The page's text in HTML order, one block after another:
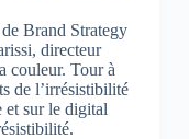
Brand Strategy
directeur
couleur. Tour à
de l’irrésistibilité
et sur le digital